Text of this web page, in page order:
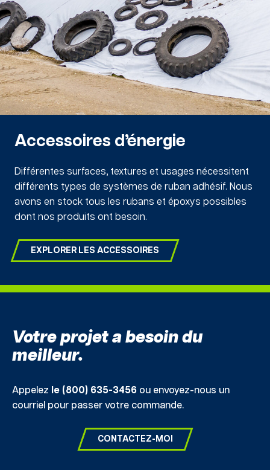
Accessoires d’énergie
Différentes surfaces, textures et usages nécessitent
différents types de systèmes de ruban adhésif. Nous
avons en stock tous les rubans et époxys possibles
dont nos produits ont besoin.
EXPLORER LES ACCESSOIRES
Votre projet a besoin du
meilleur.
Appelez le (800) 635-3456 ou envoyez-nous un
courriel pour passer votre commande.
CONTACTEZ-MOI